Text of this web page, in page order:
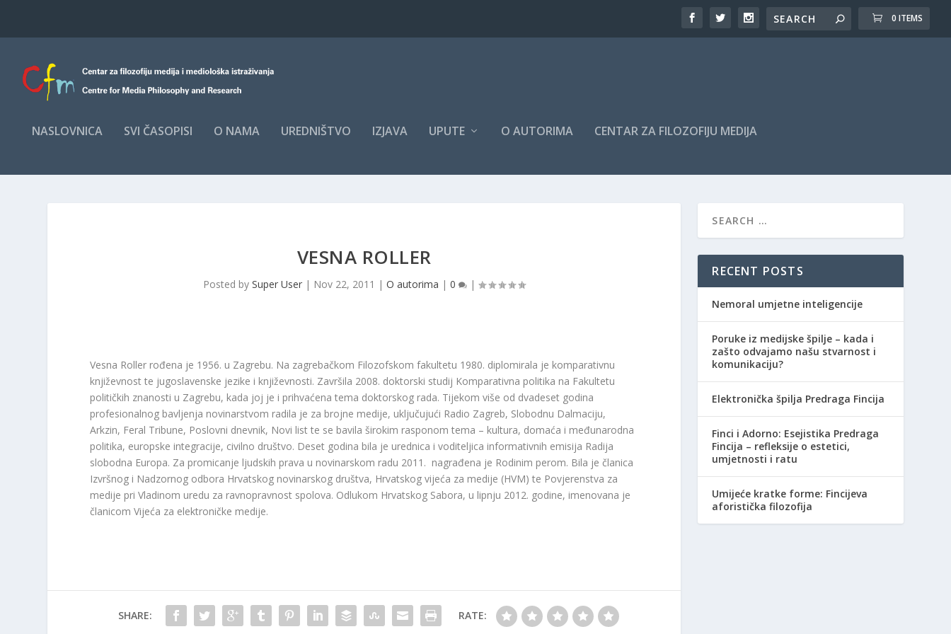
0 ITEMS
NASLOVNICA SVI ČASOPISI O NAMA UREDNIŠTVO IZJAVA UPUTE O AUTORIMA CENTAR ZA FILOZOFIJU MEDIJA
VESNA ROLLER
Posted bySuper User | Nov 22, 2011 |O autorima |0 |
Vesna Roller rođena je 1956. u Zagrebu. Na zagrebačkom Filozofskom fakultetu 1980. diplomirala je komparativnu
književnost te jugoslavenske jezike i književnosti. Završila 2008. doktorski studij Komparativna politika na Fakultetu
političkih znanosti u Zagrebu, kada joj je i prihvaćena tema doktorskog rada. Tijekom više od dvadeset godina
profesionalnog bavljenja novinarstvom radila je za brojne medije, uključujući Radio Zagreb, Slobodnu Dalmaciju,
Arkzin, Feral Tribune, Poslovni dnevnik, Novi list te se bavila širokim rasponom tema – kultura, domaća i međunarodna
politika, europske integracije, civilno društvo. Deset godina bila je urednica i voditeljica informativnih emisija Radija
slobodna Europa. Za promicanje ljudskih prava u novinarskom radu 2011. nagrađena je Rodinim perom. Bila je članica
Izvršnog i Nadzornog odbora Hrvatskog novinarskog društva, Hrvatskog vijeća za medije (HVM) te Povjerenstva za
medije pri Vladinom uredu za ravnopravnost spolova. Odlukom Hrvatskog Sabora, u lipnju 2012. godine, imenovana je
članicom Vijeća za elektroničke medije.
SHARE: RATE:
RECENT POSTS
Nemoral umjetne inteligencije
Poruke iz medijske špilje – kada i
zašto odvajamo našu stvarnost i
komunikaciju?
Elektronička špilja Predraga Fincija
Finci i Adorno: Esejistika Predraga
Fincija – refleksije o estetici,
umjetnosti i ratu
Umijeće kratke forme: Fincijeva
aforistička filozofija